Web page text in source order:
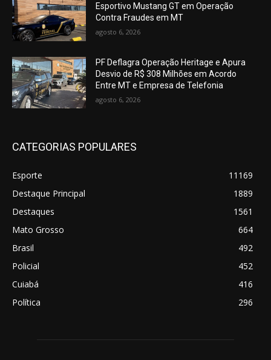
Esportivo Mustang GT em Operação
Contra Fraudes em MT
agosto 6, 2026
PF Deflagra Operação Heritage e Apura
Desvio de R$ 308 Milhões em Acordo
Entre MT e Empresa de Telefonia
agosto 6, 2026
CATEGORIAS POPULARES
Esporte
11169
Destaque Principal
1889
Destaques
1561
Mato Grosso
664
Brasil
492
Policial
452
Cuiabá
416
Política
296